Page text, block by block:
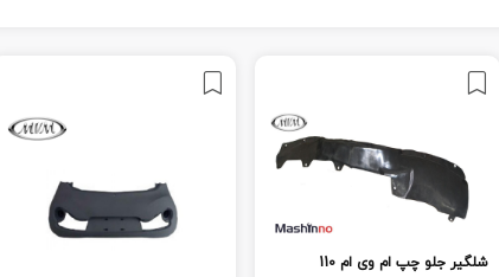
شلگیر جلو چپ ام وی ام 110